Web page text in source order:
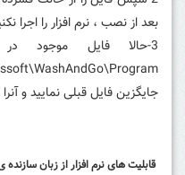
بعد از نصب ، نرم افزار را اجرا
جایگزین فایل قبلی نمایید و آنرا
قابلیت های نرم افزار از زبان